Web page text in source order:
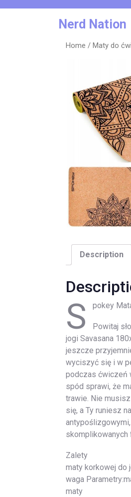
Nerd Nation
Home / Maty do
Description
S pokey
Powitaj
jogi Savasana
jeszcze
wyciszyć się i w
podczas ćwiczeń
spód sprawi, że
trawie. Nie
się, a Ty runiesz
skomplikowanych
Zalety
maty korkowej do
waga
maty